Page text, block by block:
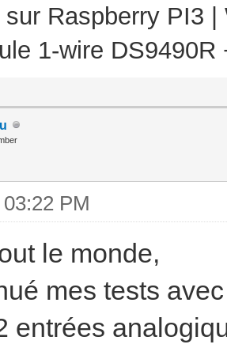
Raspberry PI3
1-wire
PM
le monde,
mes tests
entrées